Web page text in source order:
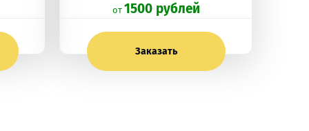
oт 1500 рублей
Заказать